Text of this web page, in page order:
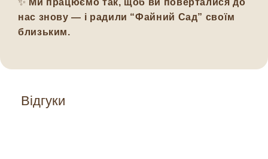
Відгуки
нас знову — і радили “Файний Сад” своїм
близьким.